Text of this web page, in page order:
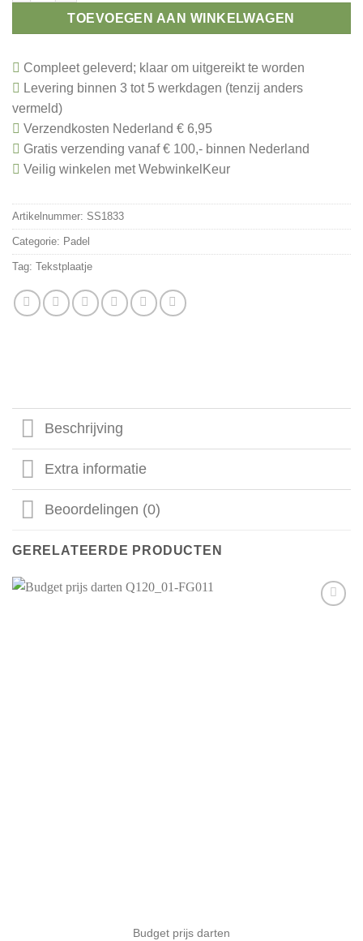
TOEVOEGEN AAN WINKELWAGEN
Compleet geleverd; klaar om uitgereikt te worden
Levering binnen 3 tot 5 werkdagen (tenzij anders
vermeld)
Verzendkosten Nederland € 6,95
Gratis verzending vanaf € 100,- binnen Nederland
Veilig winkelen met WebwinkelKeur
Artikelnummer: SS1833
Categorie: Padel
Tag: Tekstplaatje
Beschrijving
Extra informatie
Beoordelingen (0)
GERELATEERDE PRODUCTEN
Budget prijs darten